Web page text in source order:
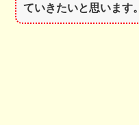
ていきたいと思います。